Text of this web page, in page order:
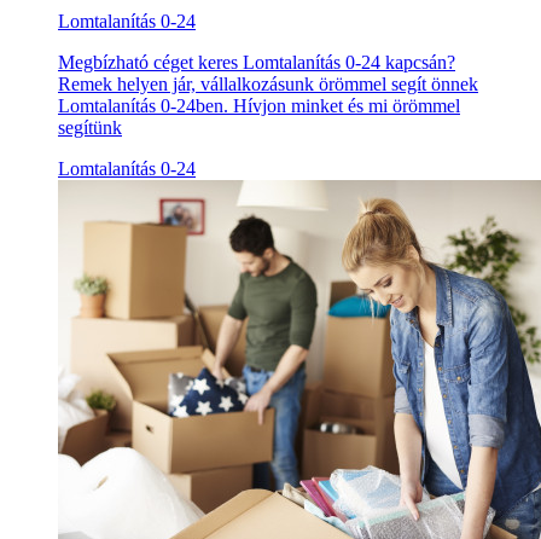
Lomtalanítás 0-24
Megbízható céget keres Lomtalanítás 0-24 kapcsán?
Remek helyen jár, vállalkozásunk örömmel segít önnek
Lomtalanítás 0-24ben. Hívjon minket és mi örömmel
segítünk
Lomtalanítás 0-24